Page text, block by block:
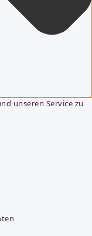
unseren Service zu